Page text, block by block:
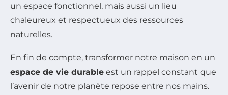
un espace fonctionnel, mais aussi un lieu
chaleureux et respectueux des ressources
naturelles.
En fin de compte, transformer notre maison en un
espace de vie durable est un rappel constant que
l’avenir de notre planète repose entre nos mains.